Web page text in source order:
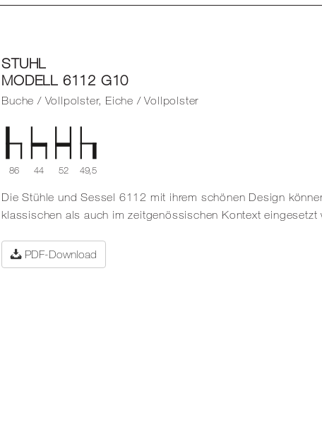
STUHL
MODELL 6112 G10
Buche / Vollpolster, Eiche / Vollpolster
86 44 52 49,5
Die Stühle und Sessel 6112 mit ihrem schönen Design
klassischen als auch im zeitgenössischen Kontext eingesetzt
PDF-Download